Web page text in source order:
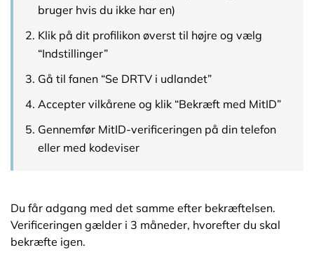
bruger hvis du ikke har en)
Klik på dit profilikon øverst til højre og vælg
“Indstillinger”
Gå til fanen “Se DRTV i udlandet”
Accepter vilkårene og klik “Bekræft med MitID”
Gennemfør MitID-verificeringen på din telefon
eller med kodeviser
Du får adgang med det samme efter bekræftelsen.
Verificeringen gælder i 3 måneder, hvorefter du skal
bekræfte igen.